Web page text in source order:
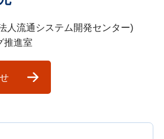
人流通システム開発センター)
推進室